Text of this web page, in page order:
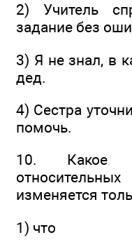
2) Учитель
задание без
3) Я не знал, в
дед.
4) Сестра
помочь.
10. Какое
изменяется
1) что